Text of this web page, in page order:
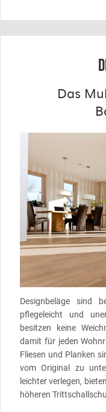
Das
Designbeläge sind
pflegeleicht und
besitzen keine
damit für jeden
Fliesen und Planken
vom Original zu
leichter verlegen,
höheren